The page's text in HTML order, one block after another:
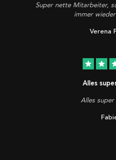
Super nette Mitarbeiter,
immer
Verena
star star
Alles
Alles